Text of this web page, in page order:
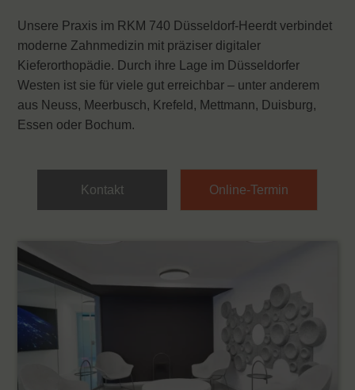
Unsere Praxis im RKM 740 Düsseldorf-Heerdt verbindet
moderne Zahnmedizin mit präziser digitaler
Kieferorthopädie. Durch ihre Lage im Düsseldorfer
Westen ist sie für viele gut erreichbar – unter anderem
aus Neuss, Meerbusch, Krefeld, Mettmann, Duisburg,
Essen oder Bochum.
Kontakt Online-Termin